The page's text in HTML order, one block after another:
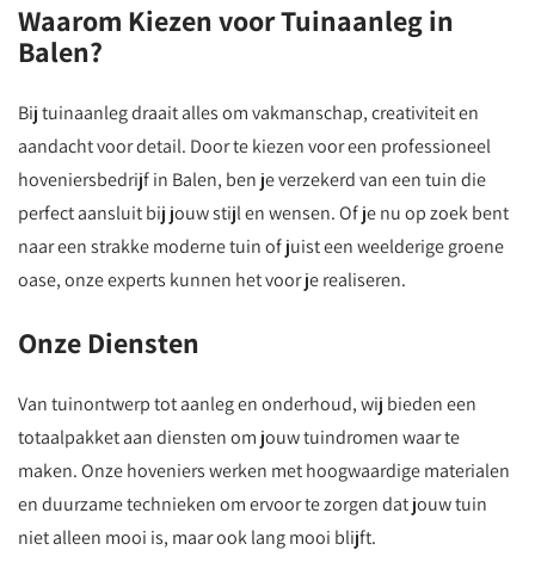
Waarom Kiezen voor Tuinaanleg in
Balen?
Bij tuinaanleg draait alles om vakmanschap, creativiteit en
aandacht voor detail. Door te kiezen voor een professioneel
hoveniersbedrijf in Balen, ben je verzekerd van een tuin die
perfect aansluit bij jouw stijl en wensen. Of je nu op zoek bent
naar een strakke moderne tuin of juist een weelderige groene
oase, onze experts kunnen het voor je realiseren.
Onze Diensten
Van tuinontwerp tot aanleg en onderhoud, wij bieden een
totaalpakket aan diensten om jouw tuindromen waar te
maken. Onze hoveniers werken met hoogwaardige materialen
en duurzame technieken om ervoor te zorgen dat jouw tuin
niet alleen mooi is, maar ook lang mooi blijft.